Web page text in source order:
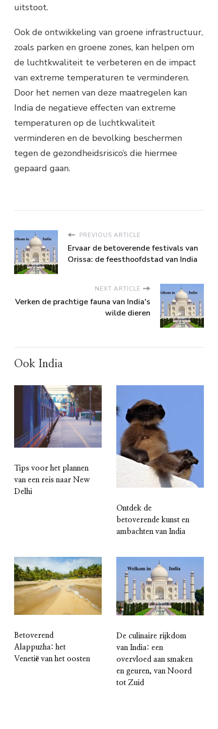
uitstoot.
Ook de ontwikkeling van groene infrastructuur,
zoals parken en groene zones, kan helpen om
de luchtkwaliteit te verbeteren en de impact
van extreme temperaturen te verminderen.
Door het nemen van deze maatregelen kan
India de negatieve effecten van extreme
temperaturen op de luchtkwaliteit
verminderen en de bevolking beschermen
tegen de gezondheidsrisico’s die hiermee
gepaard gaan.
PREVIOUS ARTICLE
Ervaar de betoverende festivals van
Orissa: de feesthoofdstad van India
NEXT ARTICLE
Verken de prachtige fauna van India's
wilde dieren
Ook India
Tips voor het plannen
van een reis naar New
Delhi
Ontdek de
betoverende kunst en
ambachten van India
Betoverend
Alappuzha: het
Venetië van het oosten
De culinaire rijkdom
van India: een
overvloed aan smaken
en geuren, van Noord
tot Zuid